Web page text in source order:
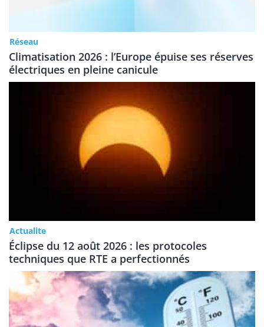
Réseau
Climatisation 2026 : l’Europe épuise ses réserves
électriques en pleine canicule
Actualite
Éclipse du 12 août 2026 : les protocoles
techniques que RTE a perfectionnés